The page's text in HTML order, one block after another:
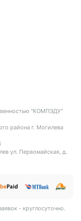
"КОМПЭДУ"
района г. Могилева
ул. Первомайская, д.
- круглосуточно.